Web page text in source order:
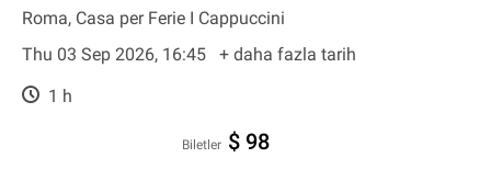
Roma, Casa per Ferie I Cappuccini
Thu 03 Sep 2026, 16:45
+ daha fazla tarih
1 h
Biletler $ 98